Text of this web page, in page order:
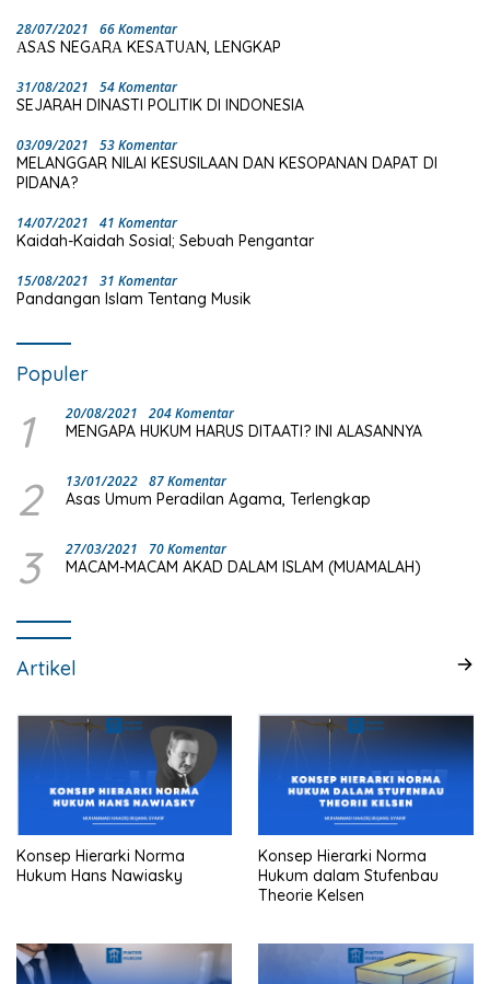
28/07/2021 66 Komentar
ΑSΑS NEGΑRΑ KESΑTUΑN, LENGKAP
31/08/2021 54 Komentar
SEJARAH DINASTI POLITIK DI INDONESIA
03/09/2021 53 Komentar
MELANGGAR NILAI KESUSILAAN DAN KESOPANAN DAPAT DI
PIDANA?
14/07/2021 41 Komentar
Kaidah-Kaidah Sosial; Sebuah Pengantar
15/08/2021 31 Komentar
Pandangan Islam Tentang Musik
Populer
1 20/08/2021 204 Komentar
MENGAPA HUKUM HARUS DITAATI? INI ALASANNYA
2 13/01/2022 87 Komentar
Asas Umum Peradilan Agama, Terlengkap
3 27/03/2021 70 Komentar
MACAM-MACAM AKAD DALAM ISLAM (MUAMALAH)
Artikel
Konsep Hierarki Norma
Hukum Hans Nawiasky
Konsep Hierarki Norma
Hukum dalam Stufenbau
Theorie Kelsen